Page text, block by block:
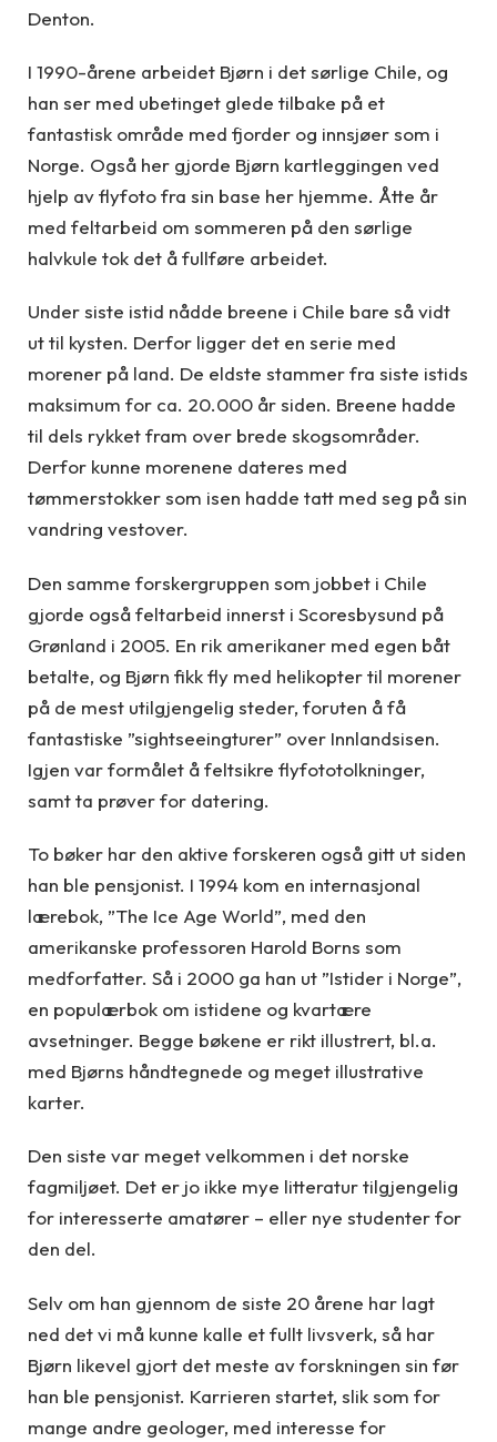
Denton.
I 1990-årene arbeidet Bjørn i det sørlige Chile, og
han ser med ubetinget glede tilbake på et
fantastisk område med fjorder og innsjøer som i
Norge. Også her gjorde Bjørn kartleggingen ved
hjelp av flyfoto fra sin base her hjemme. Åtte år
med feltarbeid om sommeren på den sørlige
halvkule tok det å fullføre arbeidet.
Under siste istid nådde breene i Chile bare så vidt
ut til kysten. Derfor ligger det en serie med
morener på land. De eldste stammer fra siste istids
maksimum for ca. 20.000 år siden. Breene hadde
til dels rykket fram over brede skogsområder.
Derfor kunne morenene dateres med
tømmerstokker som isen hadde tatt med seg på sin
vandring vestover.
Den samme forskergruppen som jobbet i Chile
gjorde også feltarbeid innerst i Scoresbysund på
Grønland i 2005. En rik amerikaner med egen båt
betalte, og Bjørn fikk fly med helikopter til morener
på de mest utilgjengelig steder, foruten å få
fantastiske ”sightseeingturer” over Innlandsisen.
Igjen var formålet å feltsikre flyfototolkninger,
samt ta prøver for datering.
To bøker har den aktive forskeren også gitt ut siden
han ble pensjonist. I 1994 kom en internasjonal
lærebok, ”The Ice Age World”, med den
amerikanske professoren Harold Borns som
medforfatter. Så i 2000 ga han ut ”Istider i Norge”,
en populærbok om istidene og kvartære
avsetninger. Begge bøkene er rikt illustrert, bl.a.
med Bjørns håndtegnede og meget illustrative
karter.
Den siste var meget velkommen i det norske
fagmiljøet. Det er jo ikke mye litteratur tilgjengelig
for interesserte amatører – eller nye studenter for
den del.
Selv om han gjennom de siste 20 årene har lagt
ned det vi må kunne kalle et fullt livsverk, så har
Bjørn likevel gjort det meste av forskningen sin før
han ble pensjonist. Karrieren startet, slik som for
mange andre geologer, med interesse for